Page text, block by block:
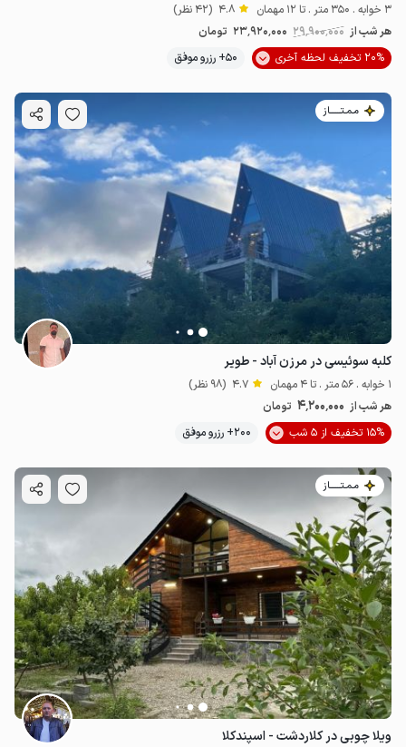
3 خوابه . 350 متر . تا 12 مهمان 4.8 (42 نظر)
هر شب از 29٬900٬000 23٬920٬000 تومان
20% تخفیف لحظه آخری
50+ رزرو موفق
مـمـتــــــاز
کلبه سوئیسی در مرزن آباد - طویر
1 خوابه . 56 متر . تا 4 مهمان 4.7 (98 نظر)
هر شب از 4٬200٬000 تومان
15% تخفیف از 5 شب
200+ رزرو موفق
مـمـتــــــاز
ویلا چوبی در کلاردشت - اسپندکلا